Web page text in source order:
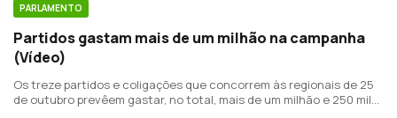
PARLAMENTO
Partidos gastam mais de um milhão na campanha
(Vídeo)
Os treze partidos e coligações que concorrem às regionais de 25
de outubro prevêem gastar, no total, mais de um milhão e 250 mil